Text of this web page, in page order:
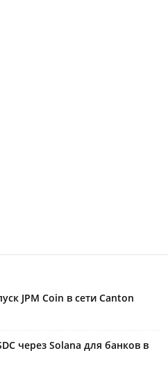
JPM Coin в сети Canton
через Solana для банков в